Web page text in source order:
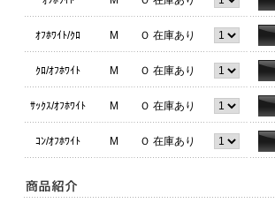
ｵﾌﾎﾜｲﾄ/ｸﾛ M Ｏ 在庫あり
ｸﾛ/ｵﾌﾎﾜｲﾄ M Ｏ 在庫あり
ｻｯｸｽ/ｵﾌﾎﾜｲﾄ M Ｏ 在庫あり
ｺﾝ/ｵﾌﾎﾜｲﾄ M Ｏ 在庫あり